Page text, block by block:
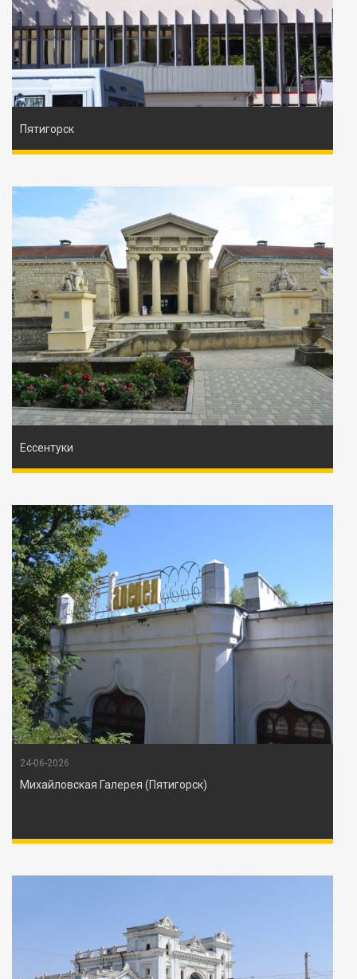
Пятигорск
Ессентуки
24-06-2026
Михайловская Галерея (Пятигорск)